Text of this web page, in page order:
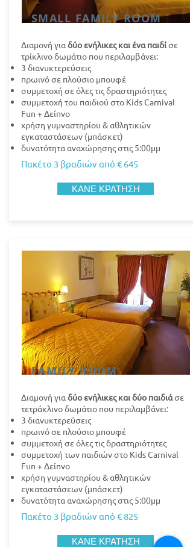
SMALL FAMILY ROOM
Διαμονή γιαδύο ενήλικες και ένα παιδίσε
τρίκλινο δωμάτιο που περιλαμβάνει:
3 διανυκτερεύσεις
πρωινό σε πλούσιο μπουφέ
συμμετοχή σε όλες τις δραστηριότητες
συμμετοχή του παιδιού στο Kids Carnival
Fun + Δείπνο
χρήση γυμναστηρίου & αθλητικών
εγκαταστάσεων (μπάσκετ)
δυνατότητα αναχώρησης στις 5:00μμ
Πακέτο 3 βραδιών από € 645
ΚΑΝΕ ΚΡΑΤΗΣΗ
FAMILY ROOM
Διαμονή γιαδύο ενήλικες και δύο παιδιάσε
τετράκλινο δωμάτιο που περιλαμβάνει:
3 διανυκτερεύσεις
πρωινό σε πλούσιο μπουφέ
συμμετοχή σε όλες τις δραστηριότητες
συμμετοχή των παιδιών στο Kids Carnival
Fun + Δείπνο
χρήση γυμναστηρίου & αθλητικών
εγκαταστάσεων (μπάσκετ)
δυνατότητα αναχώρησης στις 5:00μμ​
Πακέτο 3 βραδιών από € 825
ΚΑΝΕ ΚΡΑΤΗΣΗ